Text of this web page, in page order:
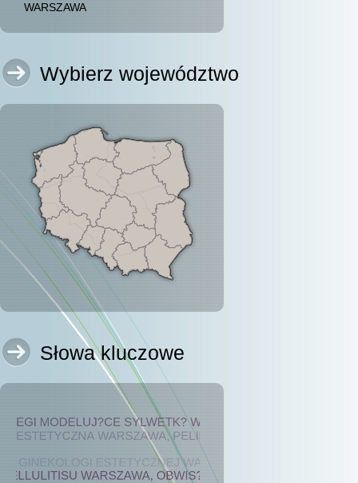
WARSZAWA
Wybierz województwo
Słowa kluczowe